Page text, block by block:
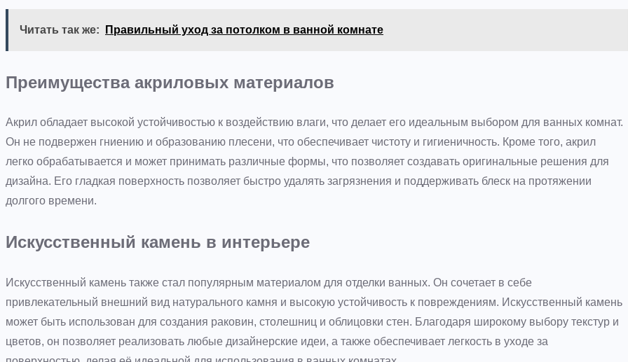
Читать так же: Правильный уход за потолком в ванной комнате
Преимущества акриловых материалов
Акрил обладает высокой устойчивостью к воздействию влаги, что делает его идеальным выбором для ванных комнат.
Он не подвержен гниению и образованию плесени, что обеспечивает чистоту и гигиеничность. Кроме того, акрил
легко обрабатывается и может принимать различные формы, что позволяет создавать оригинальные решения для
дизайна. Его гладкая поверхность позволяет быстро удалять загрязнения и поддерживать блеск на протяжении
долгого времени.
Искусственный камень в интерьере
Искусственный камень также стал популярным материалом для отделки ванных. Он сочетает в себе
привлекательный внешний вид натурального камня и высокую устойчивость к повреждениям. Искусственный камень
может быть использован для создания раковин, столешниц и облицовки стен. Благодаря широкому выбору текстур и
цветов, он позволяет реализовать любые дизайнерские идеи, а также обеспечивает легкость в уходе за